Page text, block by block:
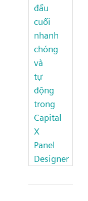
đầu
cuối
nhanh
chóng
và
tự
động
trong
Capital
X
Panel
Designer